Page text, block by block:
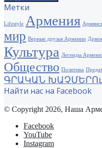
Метки
Lifestyle Армения
мир Верные друзья Армении
Культура Легенды
Общество Политика
ԳՐԱԿԱՆ
Найти нас на Facebook
© Copyright 2026, Наша
Facebook
YouTube
Instagram